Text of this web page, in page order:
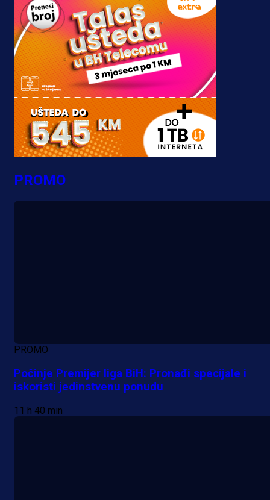
PROMO
PROMO
Počinje Premijer liga BiH: Pronađi specijale i
iskoristi jedinstvenu ponudu
11 h 40 min